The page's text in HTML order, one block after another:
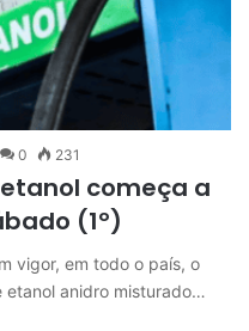
0 231
começa a
(1º)
vigor, em todo o país, o
etanol anidro misturado…